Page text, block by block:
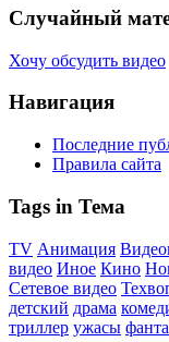
Случайный
Хочу обсудить видео
Навигация
Последние
Правила сайта
Tags in Тема
TV Анимация
видео Иное Кино
Сетевое видео
детский драма
триллер ужасы